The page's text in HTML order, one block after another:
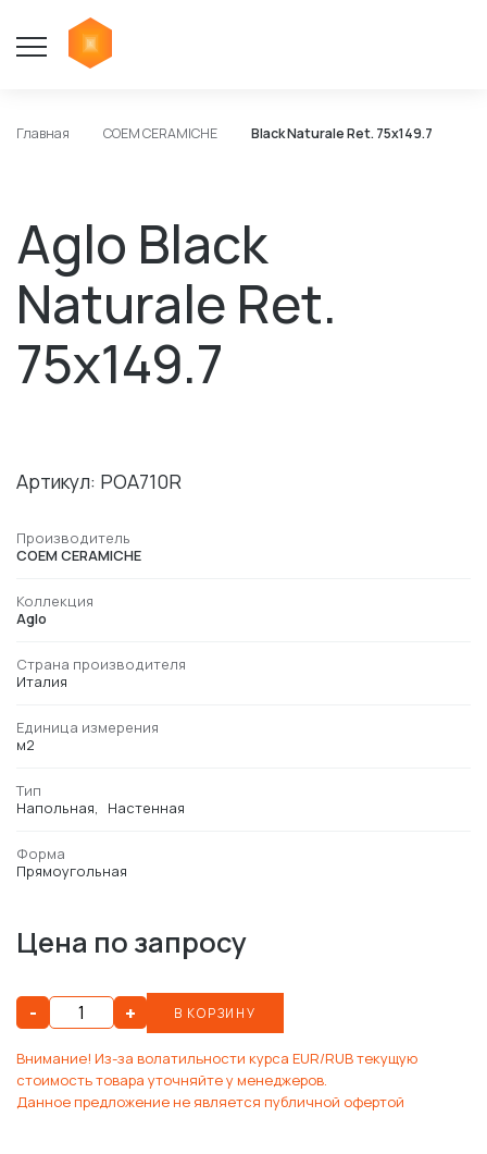
Главная COEM CERAMICHE Black Naturale Ret. 75x149.7
Aglo Black
Naturale Ret.
75x149.7
Артикул: POA710R
Производитель
COEM CERAMICHE
Коллекция
Aglo
Страна производителя
Италия
Единица измерения
м2
Тип
Напольная
Настенная
Форма
Прямоугольная
Цена по запросу
- + В КОРЗИНУ
Внимание! Из-за волатильности курса EUR/RUB текущую
стоимость товара уточняйте у менеджеров.
Данное предложение не является публичной офертой